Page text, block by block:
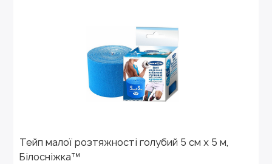
Тейп малої розтяжності голубий 5 см х 5 м,
Білосніжка™